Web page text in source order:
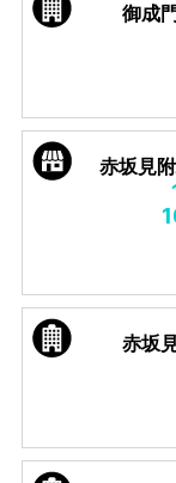
御成
赤坂見
赤坂